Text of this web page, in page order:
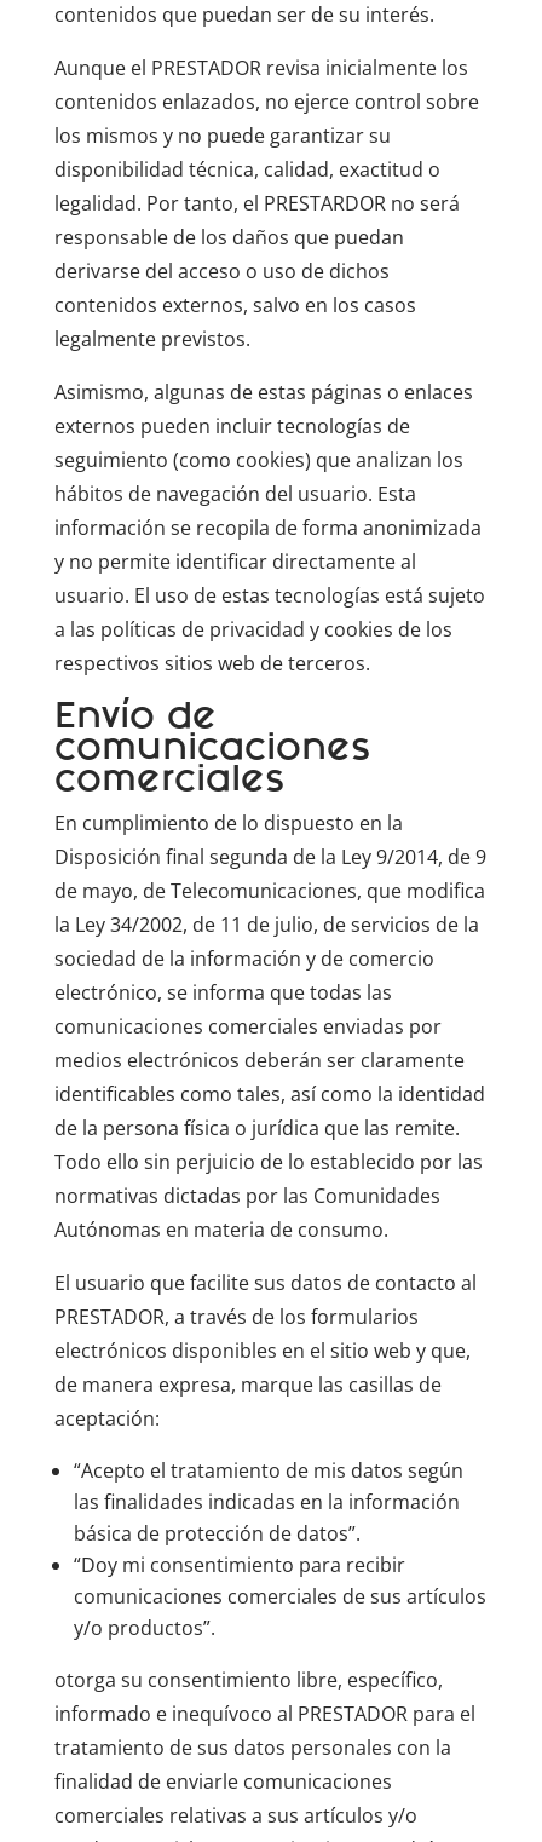
contenidos que puedan ser de su interés.
Aunque el PRESTADOR revisa inicialmente los
contenidos enlazados, no ejerce control sobre
los mismos y no puede garantizar su
disponibilidad técnica, calidad, exactitud o
legalidad. Por tanto, el PRESTARDOR no será
responsable de los daños que puedan
derivarse del acceso o uso de dichos
contenidos externos, salvo en los casos
legalmente previstos.
Asimismo, algunas de estas páginas o enlaces
externos pueden incluir tecnologías de
seguimiento (como cookies) que analizan los
hábitos de navegación del usuario. Esta
información se recopila de forma anonimizada
y no permite identificar directamente al
usuario. El uso de estas tecnologías está sujeto
a las políticas de privacidad y cookies de los
respectivos sitios web de terceros.
Envío de
comunicaciones
comerciales
En cumplimiento de lo dispuesto en la
Disposición final segunda de la Ley 9/2014, de 9
de mayo, de Telecomunicaciones, que modifica
la Ley 34/2002, de 11 de julio, de servicios de la
sociedad de la información y de comercio
electrónico, se informa que todas las
comunicaciones comerciales enviadas por
medios electrónicos deberán ser claramente
identificables como tales, así como la identidad
de la persona física o jurídica que las remite.
Todo ello sin perjuicio de lo establecido por las
normativas dictadas por las Comunidades
Autónomas en materia de consumo.
El usuario que facilite sus datos de contacto al
PRESTADOR, a través de los formularios
electrónicos disponibles en el sitio web y que,
de manera expresa, marque las casillas de
aceptación:
“Acepto el tratamiento de mis datos según
las finalidades indicadas en la información
básica de protección de datos”.
“Doy mi consentimiento para recibir
comunicaciones comerciales de sus artículos
y/o productos”.
otorga su consentimiento libre, específico,
informado e inequívoco al PRESTADOR para el
tratamiento de sus datos personales con la
finalidad de enviarle comunicaciones
comerciales relativas a sus artículos y/o